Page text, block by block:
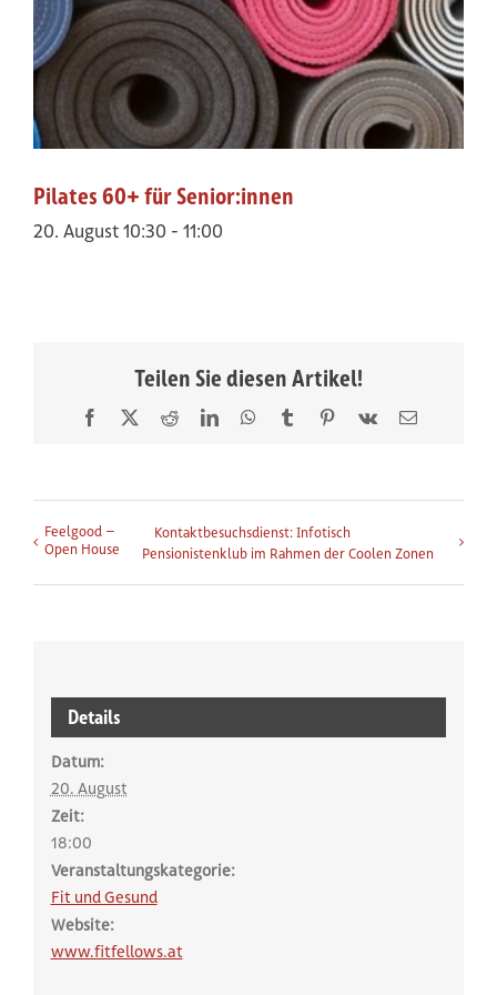
Pilates 60+ für Senior:innen
20. August 10:30 - 11:00
Teilen Sie diesen Artikel!
Facebook
X RedditLinkedInWhatsApp
TumblrPinterest
Vk
E-
Veranstaltung-Navigation
Feelgood –
Open House
Kontaktbesuchsdienst: Infotisch
Pensionistenklub im Rahmen der Coolen Zonen
Details
Datum:
20. August
Zeit:
18:00
Veranstaltungskategorie:
Fit und Gesund
Website:
www.fitfellows.at